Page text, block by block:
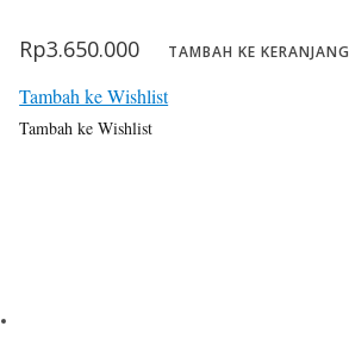
Rp3.650.000 TAMBAH KE KERANJANG
Tambah ke Wishlist
Tambah ke Wishlist